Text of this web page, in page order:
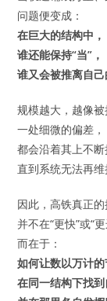
问题便变成：
在巨大的结构中，
谁还能保持“当”，
谁又会被推离自己
规模越大，越像被
一处细微的偏差，
都会沿着其上不断
直到系统无法再维
因此，高铁真正
并不在“更快”或“更
而在于：
如何让数以万计
在同一结构下找到